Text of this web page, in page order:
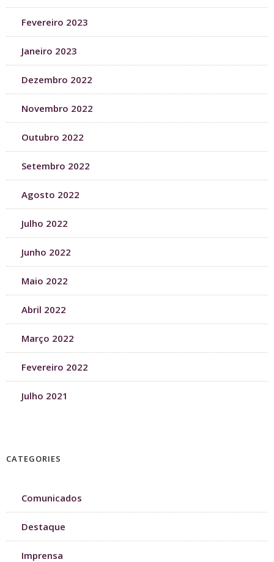
Fevereiro 2023
Janeiro 2023
Dezembro 2022
Novembro 2022
Outubro 2022
Setembro 2022
Agosto 2022
Julho 2022
Junho 2022
Maio 2022
Abril 2022
Março 2022
Fevereiro 2022
Julho 2021
CATEGORIES
Comunicados
Destaque
Imprensa